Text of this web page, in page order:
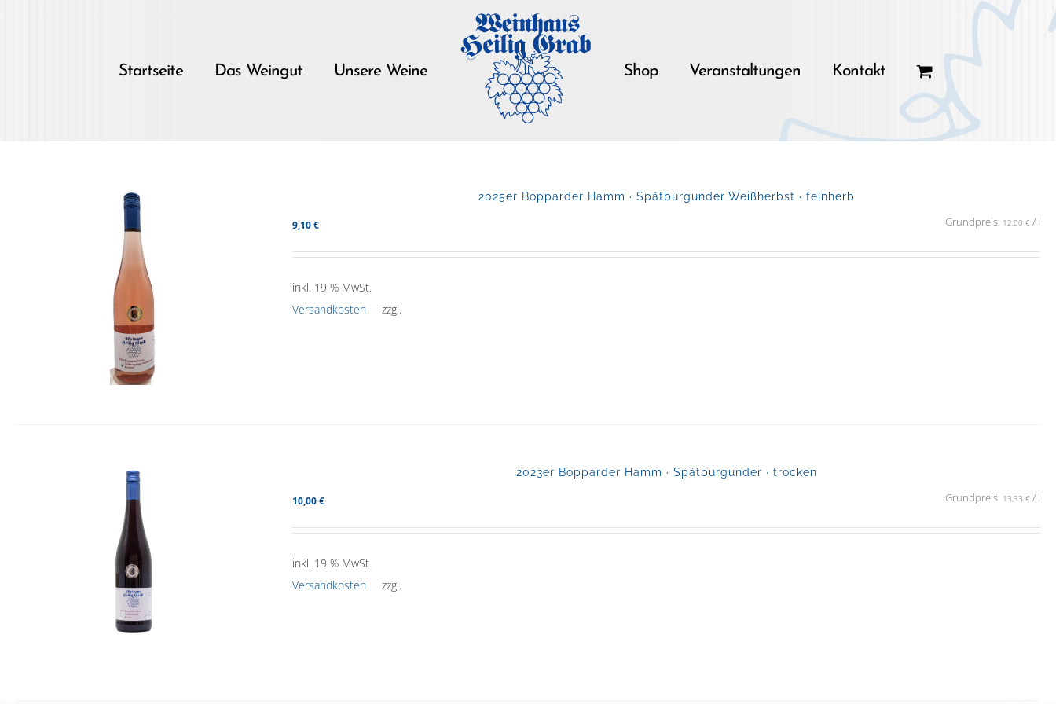
Startseite Das Weingut Unsere Weine Shop Veranstaltungen Kontakt
2025er Bopparder Hamm · Spätburgunder Weißherbst · feinherb
9,10€ Grundpreis: 12,00 €/ l
inkl. 19 % MwSt.
zzgl.
Versandkosten
2023er Bopparder Hamm · Spätburgunder · trocken
10,00€ Grundpreis: 13,33 €/ l
inkl. 19 % MwSt.
zzgl.
Versandkosten